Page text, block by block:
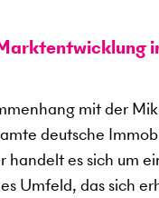
mit der
deutsche
handelt es sich um
Umfeld, das sich